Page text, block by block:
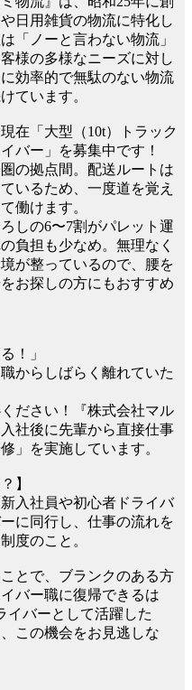
日用雑貨の物流に特化し
「ノーと言わない物流」
様の多様なニーズに対し
効率的で無駄のない物流
ています。
在「大型（10t）トラック
バー」を募集中です！
の拠点間。配送ルートは
いるため、一度道を覚え
働けます。
しの6〜7割がパレット運
負担も少なめ。無理なく
が整っているので、腰を
お探しの方にもおすすめ
！」
からしばらく離れていた
ださい！『株式会社マル
社後に先輩から直接仕事
」を実施しています。
】
入社員や初心者ドライバ
に同行し、仕事の流れを
度のこと。
とで、ブランクのある方
バー職に復帰できるは
イバーとして活躍した
この機会をお見逃しな